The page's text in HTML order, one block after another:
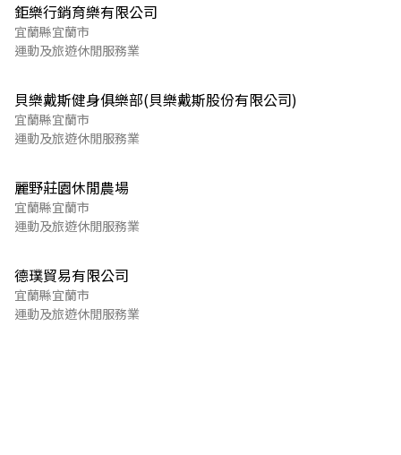
鉅樂行銷育樂有限公司
宜蘭縣宜蘭市
運動及旅遊休閒服務業
貝樂戴斯健身俱樂部(貝樂戴斯股份有限公司)
宜蘭縣宜蘭市
運動及旅遊休閒服務業
麗野莊園休閒農場
宜蘭縣宜蘭市
運動及旅遊休閒服務業
德璞貿易有限公司
宜蘭縣宜蘭市
運動及旅遊休閒服務業